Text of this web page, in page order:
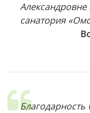
санатория